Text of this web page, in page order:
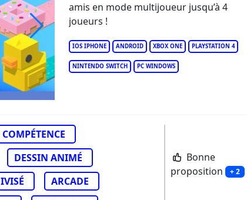
IOS IPHONE ANDROID XBOX ONE PLAYSTATION 4
NINTENDO SWITCH PC WINDOWS
amis en mode multijoueur jusqu’à 4
joueurs !
COMPÉTENCE
DESSIN ANIMÉ
ARCADE
Bonne
proposition + 2